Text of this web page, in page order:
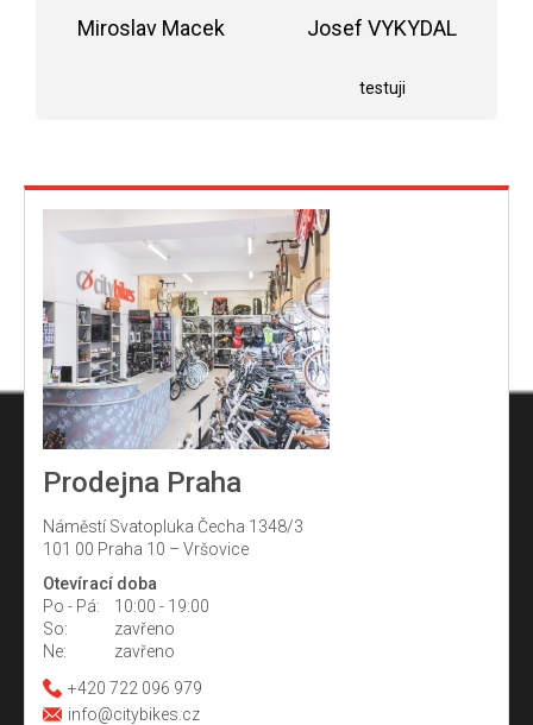
Miroslav Macek Josef VYKYDAL
testuji
Prodejna Praha
Náměstí Svatopluka Čecha 1348/3
101 00 Praha 10 – Vršovice
Otevírací doba
Po - Pá:
10:00 - 19:00
So:
zavřeno
Ne:
zavřeno
+420 722 096 979
info@citybikes.cz